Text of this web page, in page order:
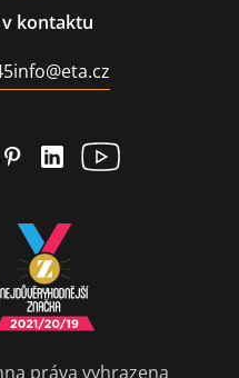
kontaktu
info@eta.cz
práva vyhrazena